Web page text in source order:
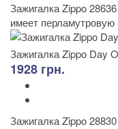
Зажигалка Zippo
имеет перламутровую
Зажигалка Zippo Day
1928 грн.
Зажигалка Zippo